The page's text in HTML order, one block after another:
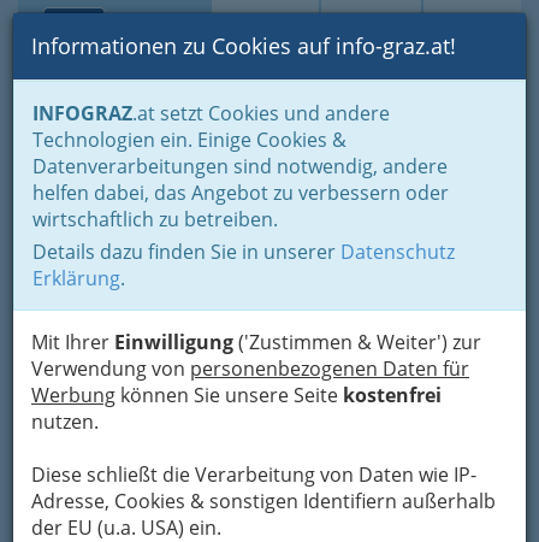
Suche Login Toggle
Informationen zu Cookies auf info-graz.at!
INFOGRAZ.at setzt Cookies und andere
Technologien ein. Einige Cookies &
Datenverarbeitungen sind notwendig, andere
helfen dabei, das Angebot zu verbessern oder
wirtschaftlich zu betreiben.
Details dazu finden Sie in unserer Datenschutz
Erklärung.
Mit Ihrer Einwilligung('Zustimmen & Weiter') zur
Verwendung von personenbezogenen Daten für
Werbung können Sie unsere Seite kostenfrei
nutzen.
Diese schließt die Verarbeitung von Daten wie IP-
Adresse, Cookies & sonstigen Identifiern außerhalb
der EU (u.a. USA) ein.
Home Lederbekleidung
G.M. Pelzmoden
Mayerhofer
Theodor-Körner-Straße 55, 8010 Graz
+43 316 681 307 - 0
Karte